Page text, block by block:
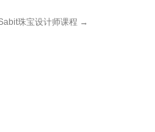
珠宝设计师课程 →